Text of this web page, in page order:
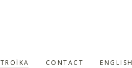
CONTACT ENGLISH